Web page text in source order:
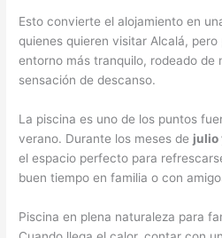
Esto convierte el alojamiento en
quienes quieren visitar Alcalá,
entorno más tranquilo, rodeado de
sensación de descanso.
La piscina es uno de los puntos
verano. Durante los meses de julio
el espacio perfecto para
buen tiempo en familia o con
Piscina en plena naturaleza para